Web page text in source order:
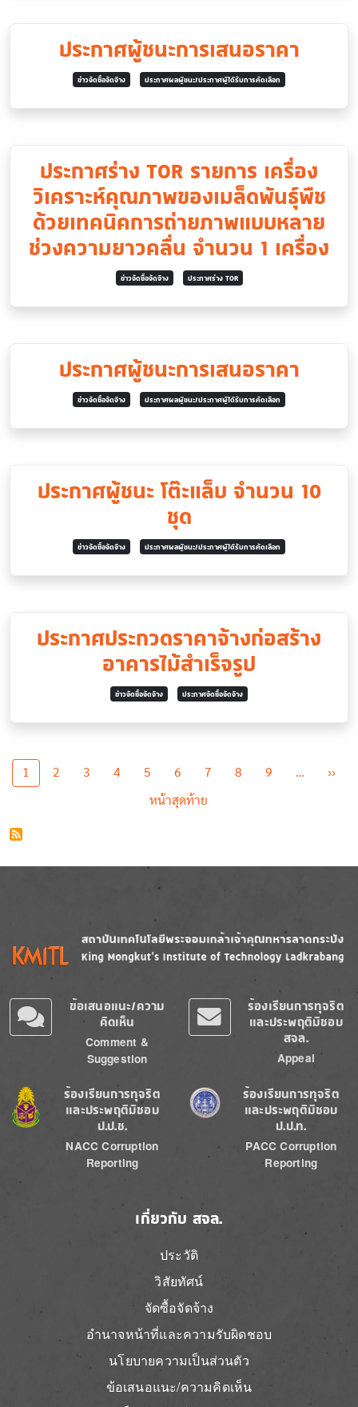
ประกาศผู้ชนะการเสนอราคา
ข่าวจัดซื้อจัดจ้าง ประกาศผลผู้ชนะ/ประกาศผู้ได้รับการคัดเลือก
ประกาศร่าง TOR รายการ เครื่อง
วิเคราะห์คุณภาพของเมล็ดพันธุ์พืช
ด้วยเทคนิคการถ่ายภาพแบบหลาย
ช่วงความยาวคลื่น จำนวน 1 เครื่อง
ข่าวจัดซื้อจัดจ้าง ประกาศร่าง TOR
ประกาศผู้ชนะการเสนอราคา
ข่าวจัดซื้อจัดจ้าง ประกาศผลผู้ชนะ/ประกาศผู้ได้รับการคัดเลือก
ประกาศผู้ชนะ โต๊ะแล็บ จำนวน 10
ชุด
ข่าวจัดซื้อจัดจ้าง ประกาศผลผู้ชนะ/ประกาศผู้ได้รับการคัดเลือก
ประกาศประกวดราคาจ้างก่อสร้าง
อาคารไม้สำเร็จรูป
ข่าวจัดซื้อจัดจ้าง ประกาศจัดซื้อจัดจ้าง
Pagination
1 2 3 4 5 6 7 8 9 … ››
หน้าสุดท้าย
Image
ข้อเสนอแนะ/ความ
คิดเห็น
Comment &
Suggestion
ร้องเรียนการทุจริต
และประพฤติมิชอบ
สจล.
Appeal
Image
ร้องเรียนการทุจริต
และประพฤติมิชอบ
ป.ป.ช.
NACC Corruption
Reporting
Image
ร้องเรียนการทุจริต
และประพฤติมิชอบ
ป.ป.ท.
PACC Corruption
Reporting
เกี่ยวกับ สจล.
ประวัติ
วิสัยทัศน์
จัดซื้อจัดจ้าง
อำนาจหน้าที่และความรับผิดชอบ
นโยบายความเป็นส่วนตัว
ข้อเสนอแนะ/ความคิดเห็น